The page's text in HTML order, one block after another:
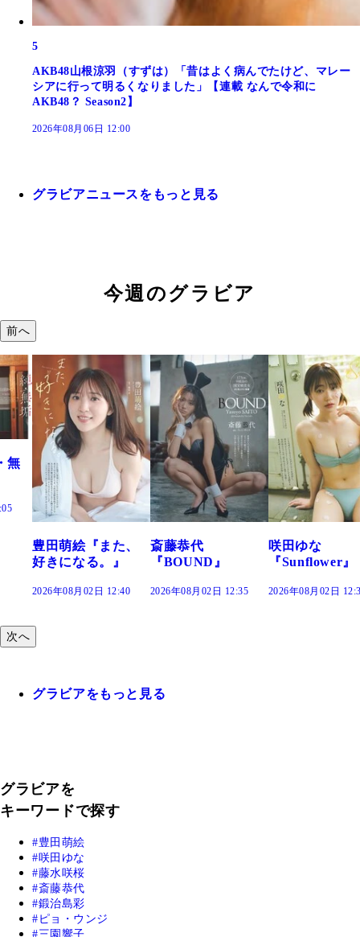
5
AKB48山根涼羽（すずは）「昔はよく病んでたけど、マレー
シアに行って明るくなりました」【連載 なんで令和に
AKB48？ Season2】
2026年08月06日 12:00
グラビアニュースをもっと見る
今週のグラビア
前へ
た、
斎藤恭代
『BOUND』
2026年08月02日 12:35
咲田ゆな
『Sunflower』
2026年08月02日 12:30
藤水咲桜『
だまり』
2026年08月02
次へ
グラビアをもっと見る
グラビアを
キーワードで探す
豊田萌絵
咲田ゆな
藤水咲桜
斎藤恭代
鍛治島彩
ピョ・ウンジ
三園響子